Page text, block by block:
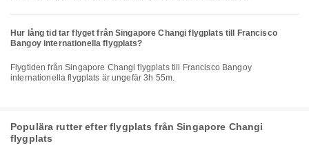
Hur lång tid tar flyget från Singapore Changi flygplats till Francisco
Bangoy internationella flygplats?
Flygtiden från Singapore Changi flygplats till Francisco Bangoy
internationella flygplats är ungefär 3h 55m.
Populära rutter efter flygplats från Singapore Changi
flygplats